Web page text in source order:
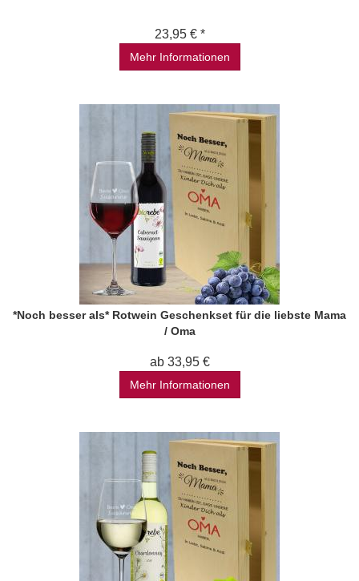
23,95 € *
Mehr Informationen
*Noch besser als* Rotwein Geschenkset für die liebste Mama
/ Oma
ab 33,95 €
Mehr Informationen